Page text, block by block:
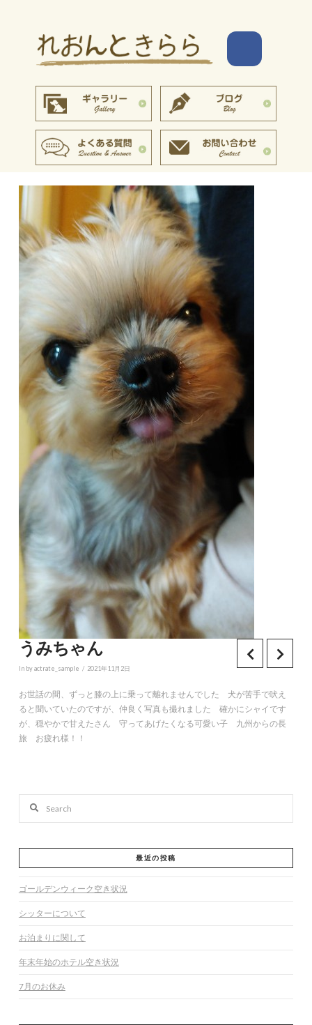
うみちゃん
In by actrate_sample 2021年11月2日
お世話の間、ずっと膝の上に乗って離れませんでした 犬が苦手で吠え
ると聞いていたのですが、仲良く写真も撮れました 確かにシャイです
が、穏やかで甘えたさん 守ってあげたくなる可愛い子 九州からの長
旅 お疲れ様！！
最近の投稿
ゴールデンウィーク空き状況
シッターについて
お泊まりに関して
年末年始のホテル空き状況
7月のお休み